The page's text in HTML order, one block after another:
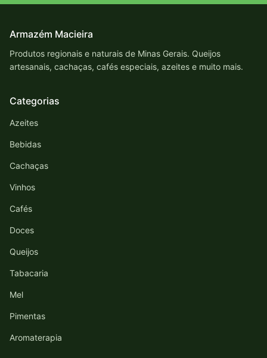
Armazém Macieira
Produtos regionais e naturais de Minas Gerais. Queijos
artesanais, cachaças, cafés especiais, azeites e muito mais.
Categorias
Azeites
Bebidas
Cachaças
Vinhos
Cafés
Doces
Queijos
Tabacaria
Mel
Pimentas
Aromaterapia